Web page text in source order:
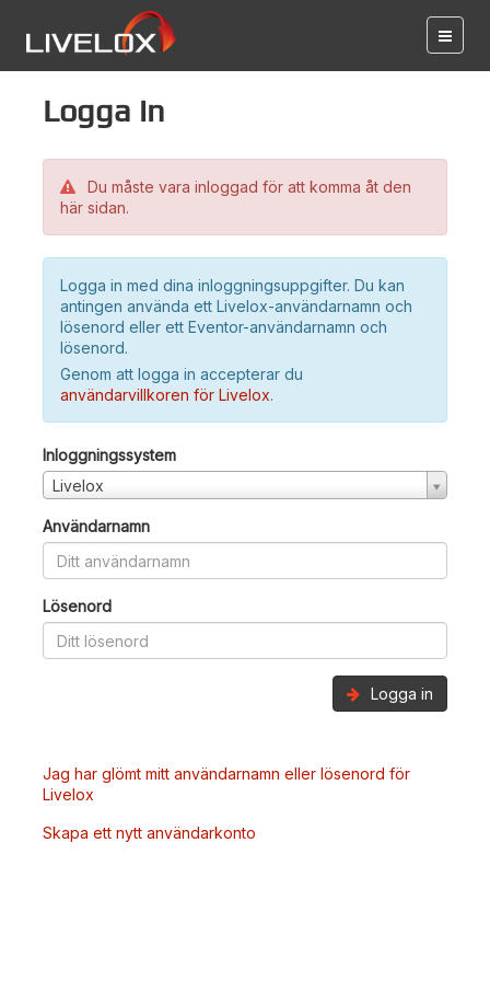
Logga in
Du måste vara inloggad för att komma åt den
här sidan.
Logga in med dina inloggningsuppgifter. Du kan
antingen använda ett Livelox-användarnamn och
lösenord eller ett Eventor-användarnamn och
lösenord.
Genom att logga in accepterar du
användarvillkoren för Livelox.
Inloggningssystem
Livelox
Användarnamn
Lösenord
Logga in
Jag har glömt mitt användarnamn eller lösenord för
Livelox
Skapa ett nytt användarkonto